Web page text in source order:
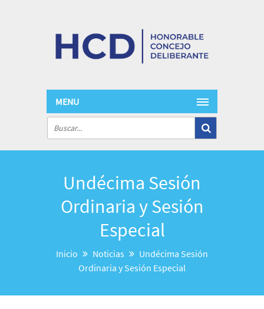
MENU
Undécima Sesión
Ordinaria y Sesión
Especial
Inicio Noticias
Undécima Sesión
Ordinaria y Sesión Especial